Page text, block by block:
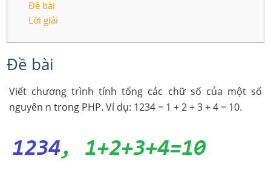
Đề bài
Lời giải
Đề bài
Viết chương trình tính tổng các chữ số của một số
nguyên n trong PHP. Ví dụ: 1234 = 1 + 2 + 3 + 4 = 10.